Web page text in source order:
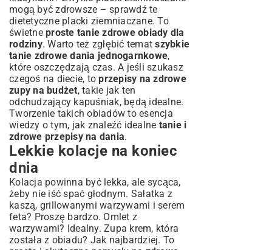
mogą być zdrowsze – sprawdź te
dietetyczne placki ziemniaczane. To
świetne proste tanie zdrowe obiady dla
rodziny. Warto też zgłębić tematszybkie
tanie zdrowe dania jednogarnkowe,
które oszczędzają czas. A jeśli szukasz
czegoś na diecie, toprzepisy na zdrowe
zupy na budżet, takie jak ten
odchudzający kapuśniak, będą idealne.
Tworzenie takich obiadów to esencja
wiedzy o tym, jak znaleźć idealne tanie i
zdrowe przepisy na dania.
Lekkie kolacje na koniec
dnia
Kolacja powinna być lekka, ale sycąca,
żeby nie iść spać głodnym. Sałatka z
kaszą, grillowanymi warzywami i serem
feta? Proszę bardzo. Omlet z
warzywami? Idealny. Zupa krem, która
została z obiadu? Jak najbardziej. To